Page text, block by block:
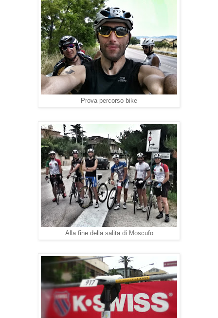
Prova percorso bike
Alla fine della salita di Moscufo